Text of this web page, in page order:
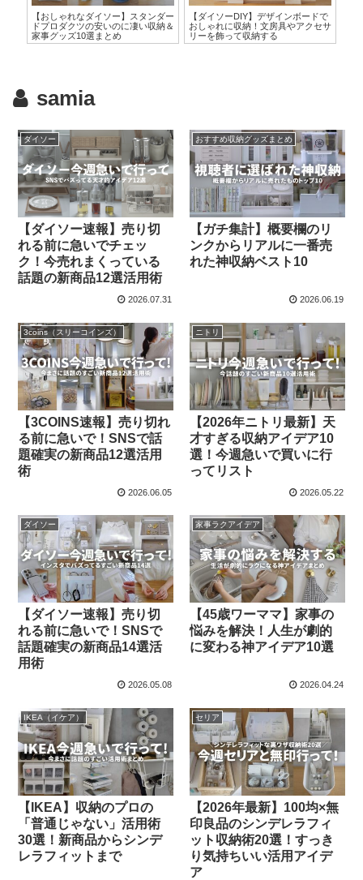
【おしゃれなダイソー】スタンダー
ドプロダクツの安いのに凄い収納＆
家事グッズ10選まとめ
【ダイソーDIY】デザインボードで
おしゃれに収納！文房具やアクセサ
リーを飾って収納する
samia
ダイソー
【ダイソー速報】売り切
れる前に急いでチェッ
ク！今売れまくっている
話題の新商品12選活用術
2026.07.31
おすすめ収納グッズまとめ
【ガチ集計】概要欄のリ
ンクからリアルに一番売
れた神収納ベスト10
2026.06.19
3coins（スリーコインズ）
【3COINS速報】売り切れ
る前に急いで！SNSで話
題確実の新商品12選活用
術
2026.06.05
ニトリ
【2026年ニトリ最新】天
才すぎる収納アイデア10
選！今週急いで買いに行
ってリスト
2026.05.22
ダイソー
【ダイソー速報】売り切
れる前に急いで！SNSで
話題確実の新商品14選活
用術
2026.05.08
家事ラクアイデア
【45歳ワーママ】家事の
悩みを解決！人生が劇的
に変わる神アイデア10選
2026.04.24
IKEA（イケア）
【IKEA】収納のプロの
「普通じゃない」活用術
30選！新商品からシンデ
レラフィットまで
セリア
【2026年最新】100均×無
印良品のシンデレラフィ
ット収納術20選！すっき
り気持ちいい活用アイデ
ア